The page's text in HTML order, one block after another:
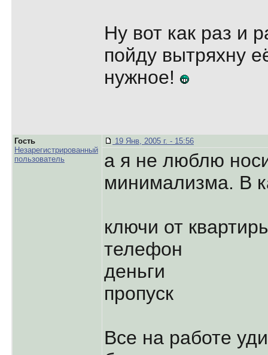
Ну вот как раз и
пойду вытряхну
нужное!
Гость
Незарегистрированный
пользователь
19 Янв, 2005 г. - 15:56
а я не люблю
минимализма. В
ключи от
телефон
деньги
пропуск
Все на работе